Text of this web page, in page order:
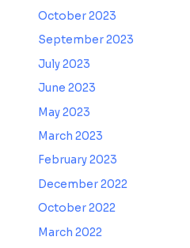
October 2023
September 2023
July 2023
June 2023
May 2023
March 2023
February 2023
December 2022
October 2022
March 2022